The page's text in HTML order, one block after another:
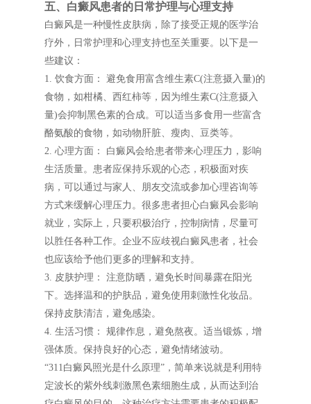
五、白癜风患者的日常护理与心理支持
白癜风是一种慢性皮肤病，除了接受正规的医学治
疗外，日常护理和心理支持也至关重要。以下是一
些建议：
1. 饮食方面： 避免食用富含维生素C(注意摄入量)的
食物，如柑橘、西红柿等，因为维生素C(注意摄入
量)会抑制黑色素的合成。可以适当多食用一些富含
酪氨酸的食物，如动物肝脏、瘦肉、豆类等。
2. 心理方面： 白癜风会给患者带来心理压力，影响
生活质量。患者应保持乐观的心态，积极面对疾
病，可以通过与家人、朋友交流或参加心理咨询等
方式来缓解心理压力。很多患者担心白癜风会影响
就业，实际上，只要积极治疗，控制病情，尽量可
以胜任各种工作。企业不应歧视白癜风患者，社会
也应该给予他们更多的理解和支持。
3. 皮肤护理： 注意防晒，避免长时间暴露在阳光
下。选择温和的护肤品，避免使用刺激性化妆品。
保持皮肤清洁，避免感染。
4. 生活习惯： 规律作息，避免熬夜。适当锻炼，增
强体质。保持良好的心态，避免情绪波动。
“311白癜风照光是什么原理”，简单来说就是利用特
定波长的紫外线刺激黑色素细胞生成，从而达到治